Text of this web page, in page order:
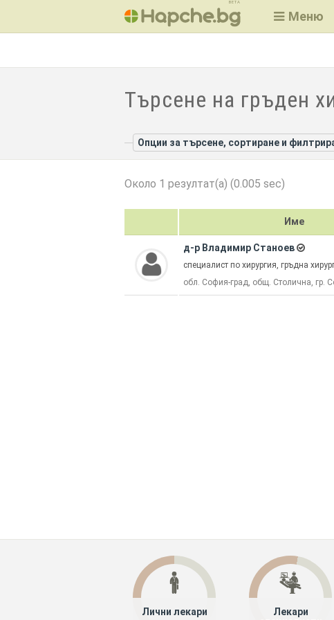
BETA
Меню
Търсене на гръден
Опции за търсене, сортиране и
Около 1 резултат(а) (0.005 sec)
Име
д-р Владимир Станоев
специалист по хирургия, гръдна
обл. София-град, общ. Столична, гр.
Лични лекари
Лекари